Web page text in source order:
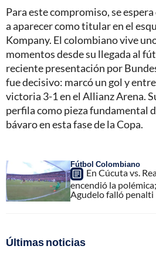
Para este compromiso, se espera
a aparecer como titular en el
Kompany. El colombiano vive
momentos desde su llegada al
reciente presentación por
fue decisivo: marcó un gol y
victoria 3-1 en el Allianz Arena.
perfila como pieza fundamental
bávaro en esta fase de la Copa.
Fútbol Colombiano
En Cúcuta vs.
encendió la
Agudelo falló penalti
Últimas noticias